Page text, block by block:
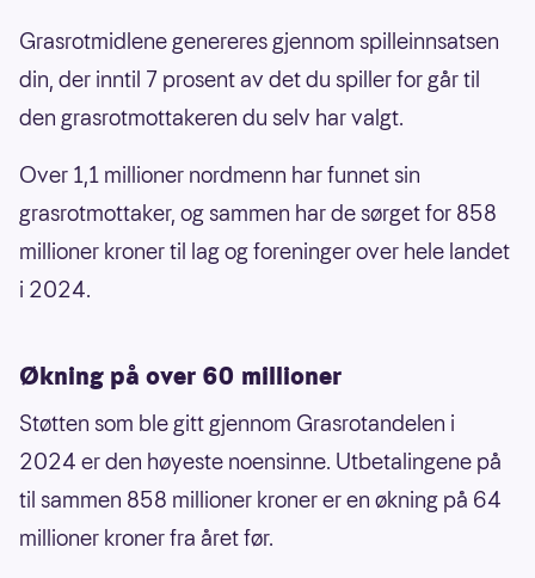
Grasrotmidlene genereres gjennom spilleinnsatsen
din, der inntil 7 prosent av det du spiller for går til
den grasrotmottakeren du selv har valgt.
Over 1,1 millioner nordmenn har funnet sin
grasrotmottaker, og sammen har de sørget for 858
millioner kroner til lag og foreninger over hele landet
i 2024.
Økning på over 60 millioner
Støtten som ble gitt gjennom Grasrotandelen i
2024 er den høyeste noensinne. Utbetalingene på
til sammen 858 millioner kroner er en økning på 64
millioner kroner fra året før.